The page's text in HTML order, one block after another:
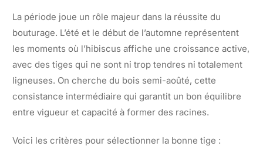
La période joue un rôle majeur dans la réussite du
bouturage. L’été et le début de l’automne représentent
les moments où l’hibiscus affiche une croissance active,
avec des tiges qui ne sont ni trop tendres ni totalement
ligneuses. On cherche du bois semi-aoûté, cette
consistance intermédiaire qui garantit un bon équilibre
entre vigueur et capacité à former des racines.
Voici les critères pour sélectionner la bonne tige :